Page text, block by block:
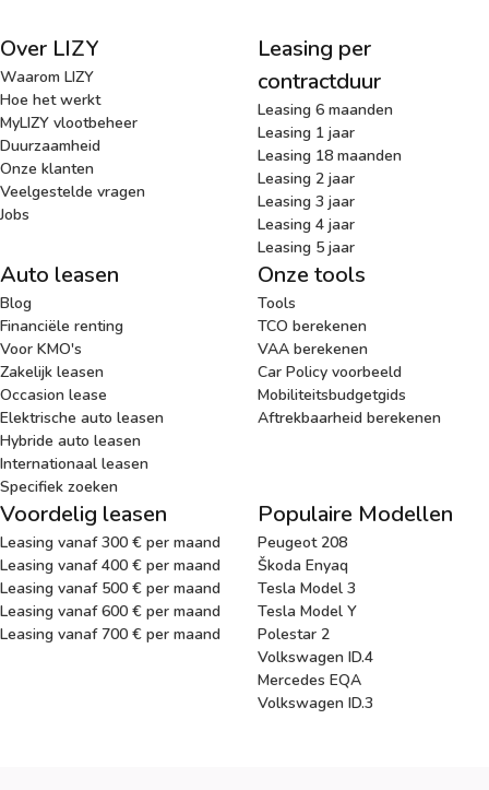
Over LIZY
Waarom LIZY
Hoe het werkt
MyLIZY vlootbeheer
Duurzaamheid
Onze klanten
Veelgestelde vragen
Jobs
Leasing per
contractduur
Leasing 6 maanden
Leasing 1 jaar
Leasing 18 maanden
Leasing 2 jaar
Leasing 3 jaar
Leasing 4 jaar
Leasing 5 jaar
Auto leasen
Blog
Financiële renting
Voor KMO's
Zakelijk leasen
Occasion lease
Elektrische auto leasen
Hybride auto leasen
Internationaal leasen
Specifiek zoeken
Onze tools
Tools
TCO berekenen
VAA berekenen
Car Policy voorbeeld
Mobiliteitsbudgetgids
Aftrekbaarheid berekenen
Voordelig leasen
Leasing vanaf 300 € per maand
Leasing vanaf 400 € per maand
Leasing vanaf 500 € per maand
Leasing vanaf 600 € per maand
Leasing vanaf 700 € per maand
Populaire Modellen
Peugeot 208
Škoda Enyaq
Tesla Model 3
Tesla Model Y
Polestar 2
Volkswagen ID.4
Mercedes EQA
Volkswagen ID.3